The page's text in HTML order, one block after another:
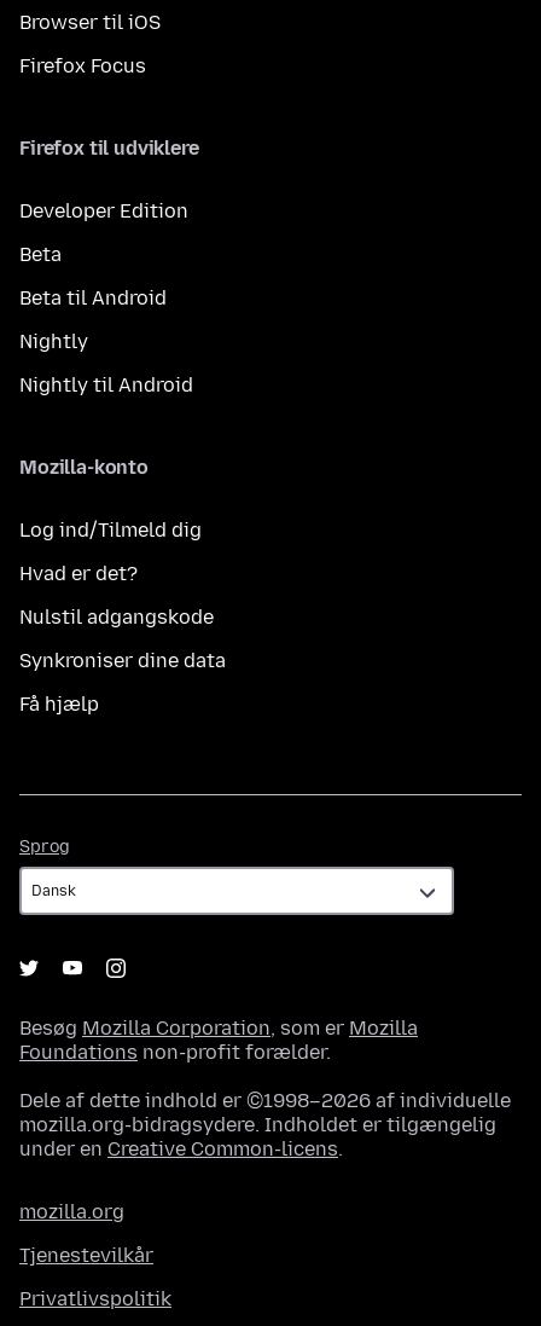
Browser til iOS
Firefox Focus
Firefox til udviklere
Developer Edition
Beta
Beta til Android
Nightly
Nightly til Android
Mozilla-konto
Log ind/Tilmeld dig
Hvad er det?
Nulstil adgangskode
Synkroniser dine data
Få hjælp
Sprog
Besøg Mozilla Corporation, som er Mozilla
Foundations non-profit forælder.
Dele af dette indhold er ©1998–2026 af individuelle
mozilla.org-bidragsydere. Indholdet er tilgængelig
under en Creative Common-licens.
mozilla.org
Tjenestevilkår
Privatlivspolitik